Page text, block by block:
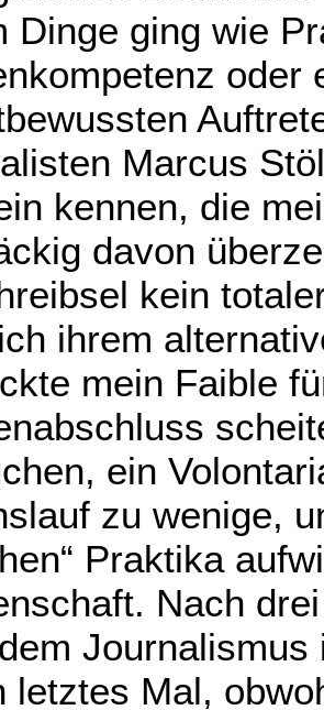
Dinge ging wie
oder
Marcus
kennen, die
davon
kein
ihrem
mein Faible
ein
zu wenige,
Praktika
Nach
letztes Mal,